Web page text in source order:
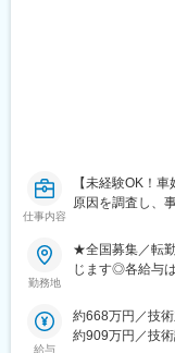
仕事内容
【未経験OK！
原因を調査し、
勤務地
★全国募集／転
じます◎各給与
当する都道府県
たる勤務地」の
※上記内で転居を
給与
約668万円／技
約909万円／技